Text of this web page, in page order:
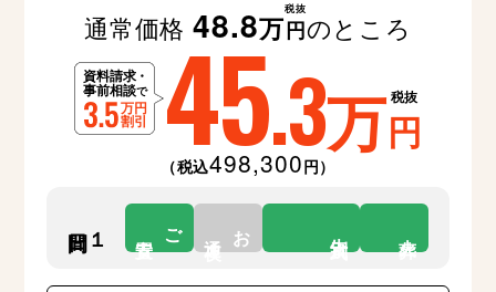
通常価格48.8万円
税抜
のところ
45.3万円
税抜
（税込498,300円）
ご お